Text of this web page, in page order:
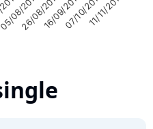
08/2019
26/08/201916/09/201907/10/201911/11/2019